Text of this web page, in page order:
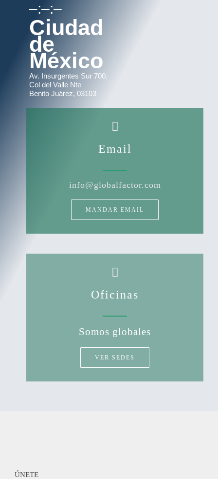
–:–:–
Ciudad
de
México
Av. Insurgentes Sur 700,
Col del Valle Nte
Benito Juárez, 03103
Email
info@globalfactor.com
MANDAR EMAIL
Oficinas
Somos globales
VER SEDES
ÚNETE